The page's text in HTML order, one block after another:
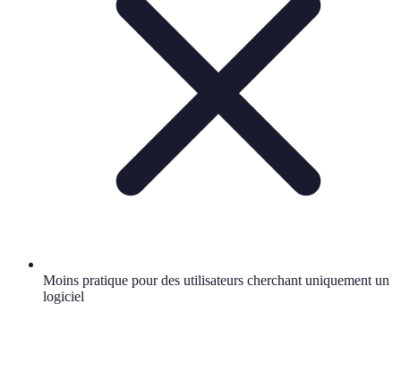
Moins pratique pour des utilisateurs cherchant uniquement un
logiciel